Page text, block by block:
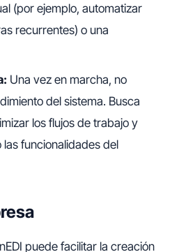
(por ejemplo, automatizar
recurrentes) o una
Una vez en marcha, no
del sistema. Busca
los flujos de trabajo y
funcionalidades del
puede facilitar la creación